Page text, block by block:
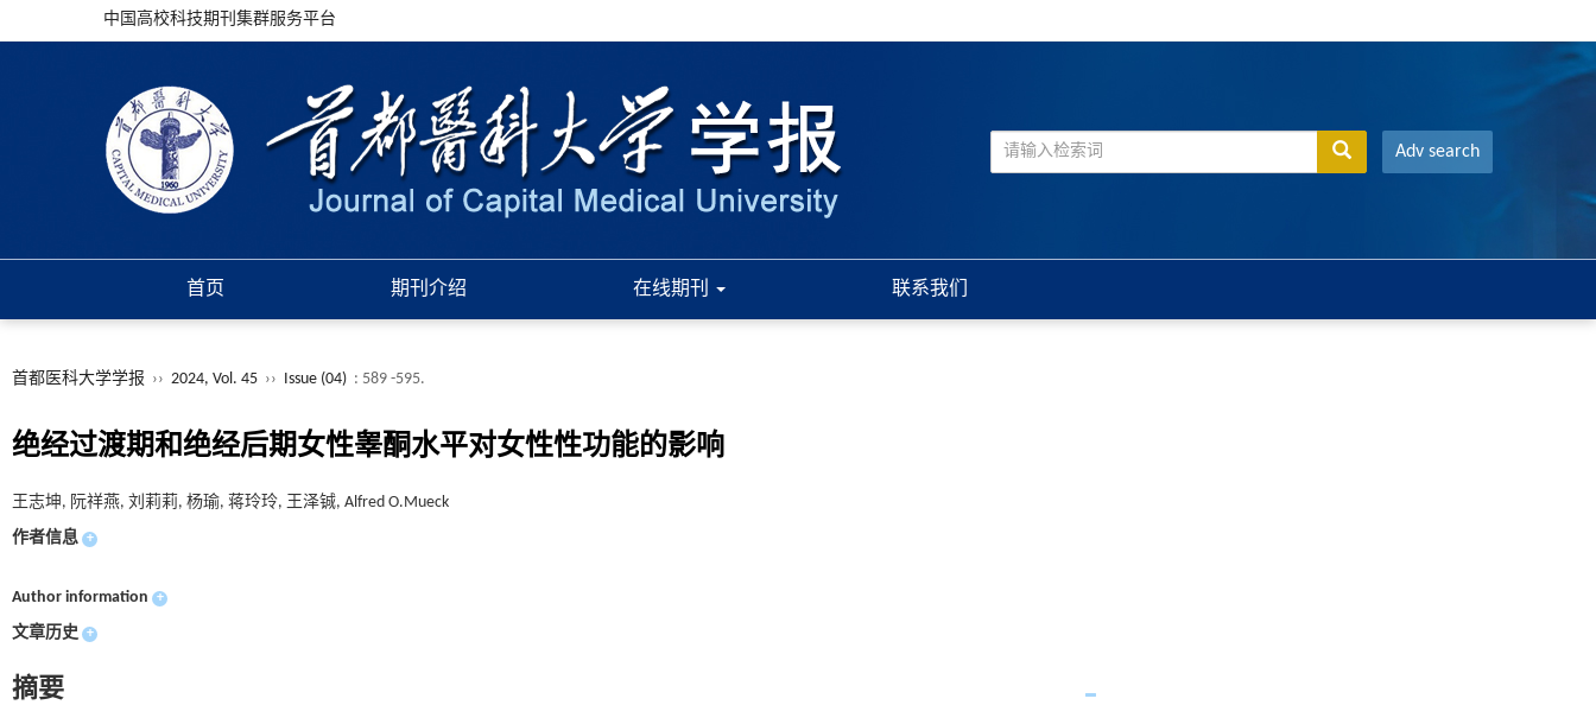
中国高校科技期刊集群服务平台
Adv search
首页 期刊介绍 在线期刊 联系我们
首都医科大学学报 ›› 2024, Vol. 45 ›› Issue (04) : 589 -595.
绝经过渡期和绝经后期女性睾酮水平对女性性功能的影响
王志坤, 阮祥燕, 刘莉莉, 杨瑜, 蒋玲玲, 王泽铖, Alfred O.Mueck
作者信息 +
Author information +
文章历史 +
摘要